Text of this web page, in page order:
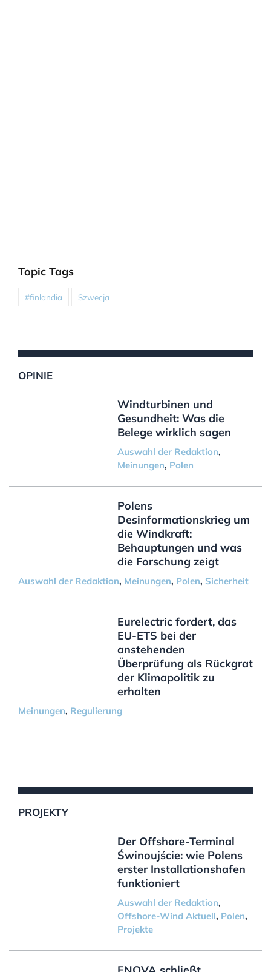
Topic Tags
#finlandia Szwecja
OPINIE
Windturbinen und
Gesundheit: Was die
Belege wirklich sagen
Auswahl der Redaktion,
Meinungen, Polen
Polens
Desinformationskrieg um
die Windkraft:
Behauptungen und was
die Forschung zeigt
Auswahl der Redaktion, Meinungen, Polen, Sicherheit
Eurelectric fordert, das
EU-ETS bei der
anstehenden
Überprüfung als Rückgrat
der Klimapolitik zu
erhalten
Meinungen, Regulierung
PROJEKTY
Der Offshore-Terminal
Świnoujście: wie Polens
erster Installationshafen
funktioniert
Auswahl der Redaktion,
Offshore-Wind Aktuell, Polen,
Projekte